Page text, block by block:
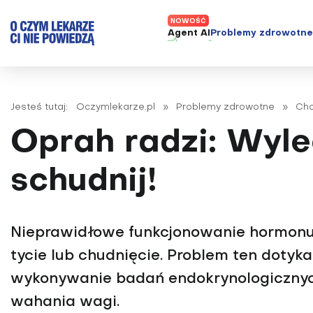
Agent AI Problemy zdrowotne
Alergie
Autyzm
Celiakia
Choroba Alzheimera
Choroba Parkinsona
Prawa
Jesteś tutaj: Oczymlekarze.pl » Problemy zdrowotne »
Oprah radzi:
schudnij!
Nieprawidłowe funkcjonowanie
tycie lub chudnięcie. Problem ten
wykonywanie badań
wahania wagi.